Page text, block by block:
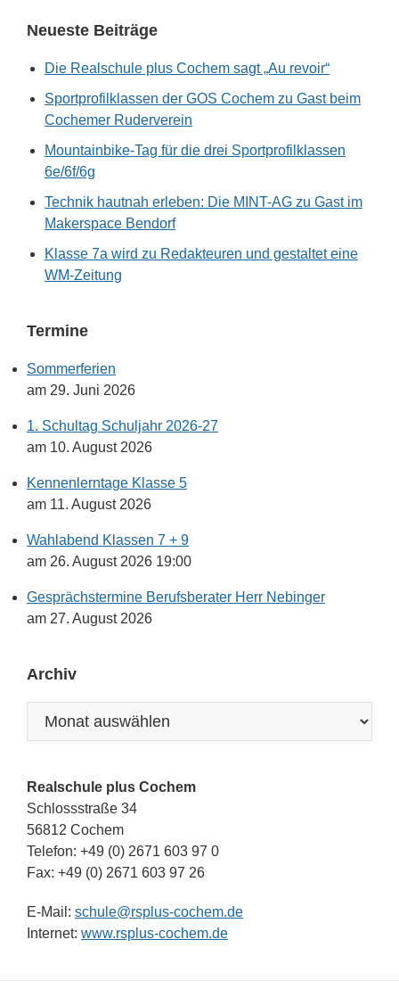
Neueste Beiträge
Die Realschule plus Cochem sagt „Au revoir“
Sportprofilklassen der GOS Cochem zu Gast beim
Cochemer Ruderverein
Mountainbike-Tag für die drei Sportprofilklassen
6e/6f/6g
Technik hautnah erleben: Die MINT-AG zu Gast im
Makerspace Bendorf
Klasse 7a wird zu Redakteuren und gestaltet eine
WM-Zeitung
Termine
Sommerferien
am 29. Juni 2026
1. Schultag Schuljahr 2026-27
am 10. August 2026
Kennenlerntage Klasse 5
am 11. August 2026
Wahlabend Klassen 7 + 9
am 26. August 2026 19:00
Gesprächstermine Berufsberater Herr Nebinger
am 27. August 2026
Archiv
Realschule plus Cochem
Schlossstraße 34
56812 Cochem
Telefon: +49 (0) 2671 603 97 0
Fax: +49 (0) 2671 603 97 26
E-Mail: schule@rsplus-cochem.de
Internet: www.rsplus-cochem.de